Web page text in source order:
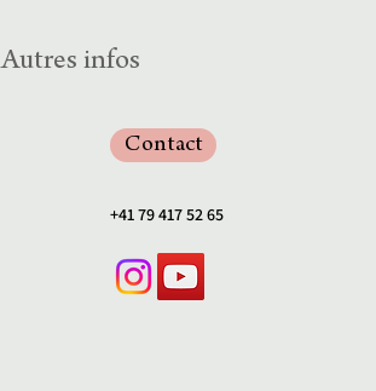
Autres infos
Contact
+41 79 417 52 65